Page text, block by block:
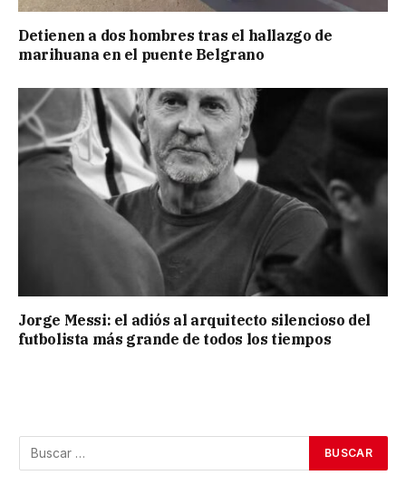
Detienen a dos hombres tras el hallazgo de
marihuana en el puente Belgrano
Jorge Messi: el adiós al arquitecto silencioso del
futbolista más grande de todos los tiempos